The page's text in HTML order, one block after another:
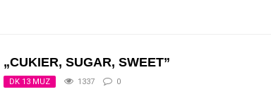
„CUKIER, SUGAR, SWEET”
DK 13 MUZ 1337 0